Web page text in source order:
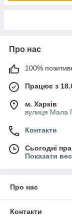
Про нас
100%
Працює з
м. Харків
вулиця Мала
Контакти
Сьогодні
Показати
Про нас
Контакти